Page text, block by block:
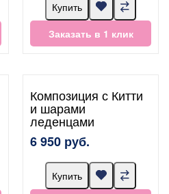
Купить
Заказать в 1 клик
Композиция с Китти
и шарами
леденцами
6 950 руб.
Купить